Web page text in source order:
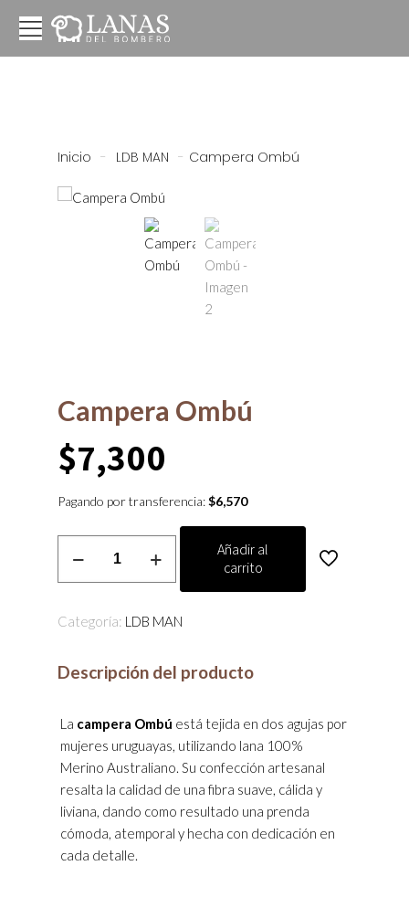
Inicio - LDB MAN - Campera Ombú
Campera Ombú
$7,300
Pagando por transferencia:$6,570
Añadir al
carrito
Categoría: LDB MAN
Descripción del producto
La campera Ombú está tejida en dos agujas por
mujeres uruguayas, utilizando lana 100%
Merino Australiano. Su confección artesanal
resalta la calidad de una fibra suave, cálida y
liviana, dando como resultado una prenda
cómoda, atemporal y hecha con dedicación en
cada detalle.